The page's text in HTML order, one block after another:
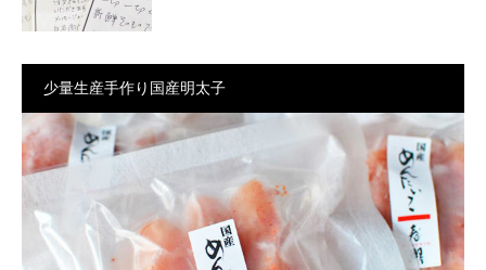
少量生産手作り国産明太子